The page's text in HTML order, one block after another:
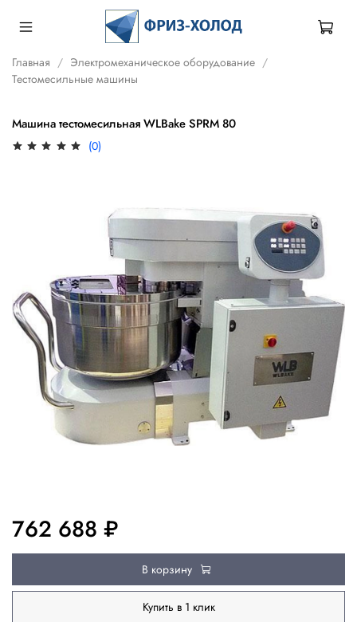
Главная
Электромеханическое оборудование
Тестомесильные машины
Машина тестомесильная WLBake SPRM 80
(0)
762 688 ₽
В корзину
Купить в 1 клик